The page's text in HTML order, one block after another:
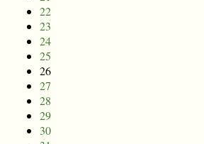
22
23
24
25
26
27
28
29
30